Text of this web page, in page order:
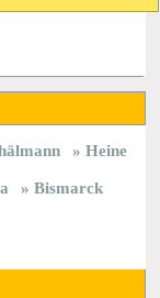
Heine
Bismarck